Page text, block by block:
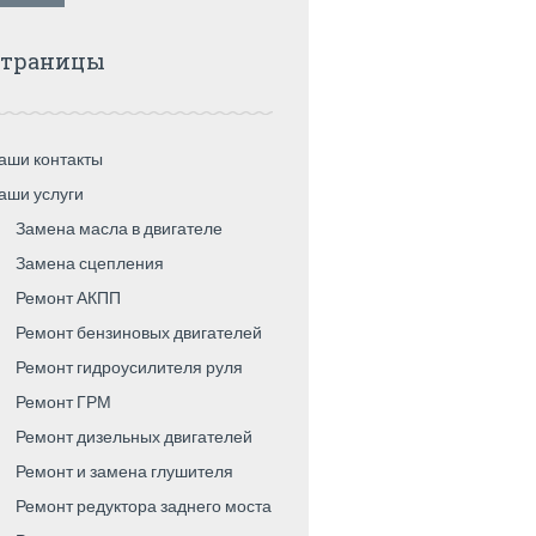
контакты
услуги
Замена масла в двигателе
Замена сцепления
Ремонт АКПП
Ремонт бензиновых двигателей
Ремонт гидроусилителя руля
Ремонт ГРМ
Ремонт дизельных двигателей
Ремонт и замена глушителя
Ремонт редуктора заднего моста